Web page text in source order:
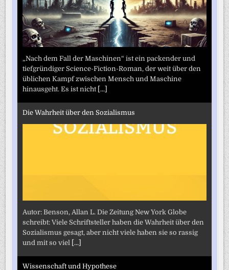
„Nach dem Fall der Maschinen“ ist ein packender und
tiefgründiger Science-Fiction-Roman, der weit über den
üblichen Kampf zwischen Mensch und Maschine
hinausgeht. Es ist nicht [...]
Die Wahrheit über den Sozialismus
Autor: Benson, Allan L. Die Zeitung New York Globe
schreibt: Viele Schriftsteller haben die Wahrheit über den
Sozialismus gesagt, aber nicht viele haben sie so rassig
und mit so viel
[...]
Wissenschaft und Hypothese